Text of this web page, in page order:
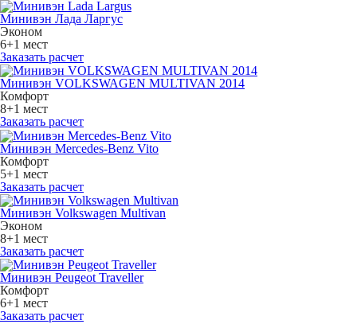
Минивэн Лада Ларгус
Эконом
6+1 мест
Заказать расчет
Минивэн VOLKSWAGEN MULTIVAN 2014
Комфорт
8+1 мест
Заказать расчет
Минивэн Mercedes-Benz Vito
Комфорт
5+1 мест
Заказать расчет
Минивэн Volkswagen Multivan
Эконом
8+1 мест
Заказать расчет
Минивэн Peugeot Traveller
Комфорт
6+1 мест
Заказать расчет